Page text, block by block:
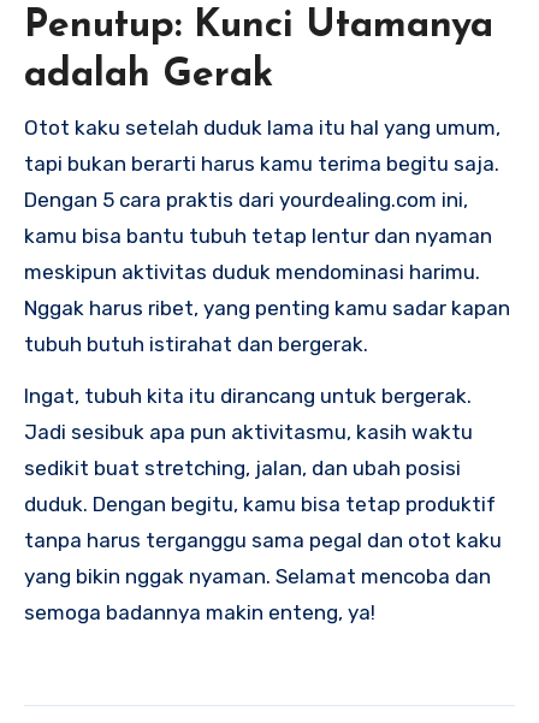
Penutup: Kunci Utamanya
adalah Gerak
Otot kaku setelah duduk lama itu hal yang umum,
tapi bukan berarti harus kamu terima begitu saja.
Dengan 5 cara praktis dari yourdealing.com ini,
kamu bisa bantu tubuh tetap lentur dan nyaman
meskipun aktivitas duduk mendominasi harimu.
Nggak harus ribet, yang penting kamu sadar kapan
tubuh butuh istirahat dan bergerak.
Ingat, tubuh kita itu dirancang untuk bergerak.
Jadi sesibuk apa pun aktivitasmu, kasih waktu
sedikit buat stretching, jalan, dan ubah posisi
duduk. Dengan begitu, kamu bisa tetap produktif
tanpa harus terganggu sama pegal dan otot kaku
yang bikin nggak nyaman. Selamat mencoba dan
semoga badannya makin enteng, ya!